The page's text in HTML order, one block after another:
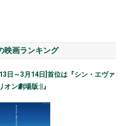
映画ランキング
日～3月14日]首位は『シン・エヴァ
オン劇場版:||』